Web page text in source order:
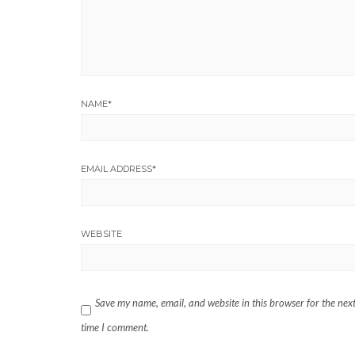
NAME*
EMAIL ADDRESS*
WEBSITE
Save my name, email, and website in this browser for the next
time I comment.